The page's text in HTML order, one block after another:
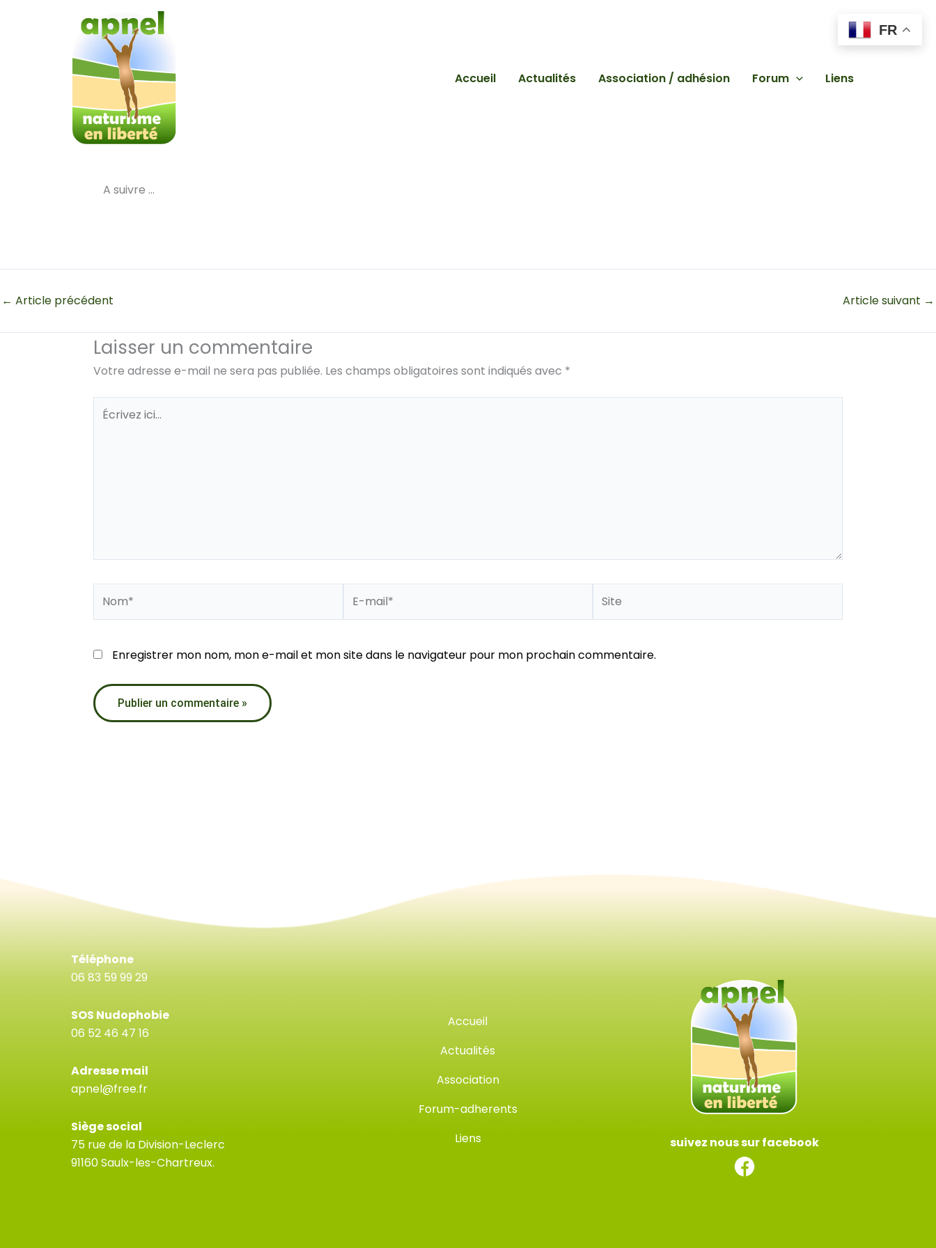
Accueil Actualités Association / adhésion Forum Liens
A suivre …
← Article précédent Article suivant →
Laisser un commentaire
Votre adresse e-mail ne sera pas publiée. Les champs obligatoires sont indiqués avec *
Écrivez
ici…
mail*
Enregistrer mon nom, mon e-mail et mon site dans le navigateur pour mon prochain commentaire.
Téléphone
06 83 59 99 29
SOS Nudophobie
06 52 46 47 16
Adresse mail
apnel@free.fr
Siège social
75 rue de la Division-Leclerc
91160 Saulx-les-Chartreux.
Accueil
Actualités
Association
Forum-adherents
Liens
suivez nous sur facebook
FR